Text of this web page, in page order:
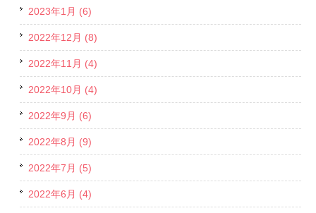
2023年1月 (6)
2022年12月 (8)
2022年11月 (4)
2022年10月 (4)
2022年9月 (6)
2022年8月 (9)
2022年7月 (5)
2022年6月 (4)